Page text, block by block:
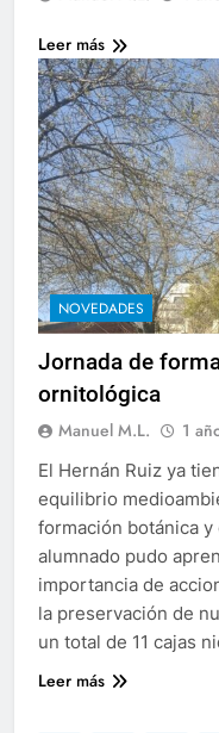
Leer más
NOVEDADES
Jornada de
ornitológica
Manuel M.L. 1
El Hernán Ruiz ya
equilibrio
formación botánica
alumnado pudo
importancia de
la preservación de
un total de 11 cajas
Leer más